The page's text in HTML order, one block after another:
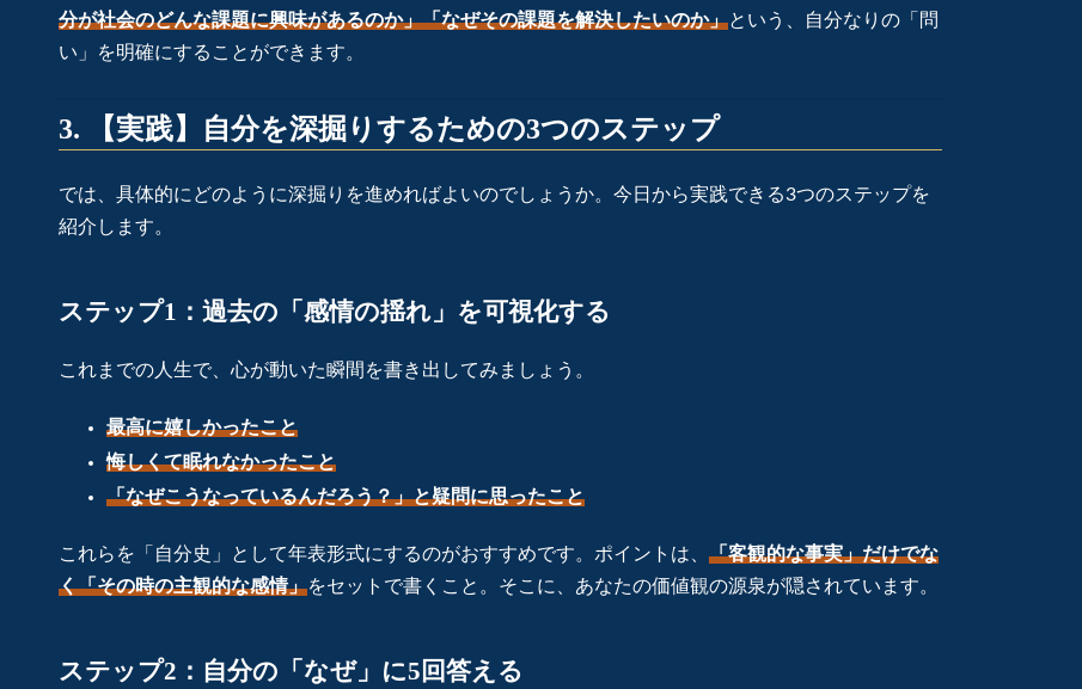
分が社会のどんな課題に興味があるのか」「なぜその課題を解決したいのか」という、自分なりの「問
い」を明確にすることができます。
3. 【実践】自分を深掘りするための3つのステップ
では、具体的にどのように深掘りを進めればよいのでしょうか。今日から実践できる3つのステップを
紹介します。
ステップ1：過去の「感情の揺れ」を可視化する
これまでの人生で、心が動いた瞬間を書き出してみましょう。
最高に嬉しかったこと
悔しくて眠れなかったこと
「なぜこうなっているんだろう？」と疑問に思ったこと
これらを「自分史」として年表形式にするのがおすすめです。ポイントは、 「客観的な事実」だけでな
く「その時の主観的な感情」をセットで書くこと。そこに、あなたの価値観の源泉が隠されています。
ステップ2：自分の「なぜ」に5回答える